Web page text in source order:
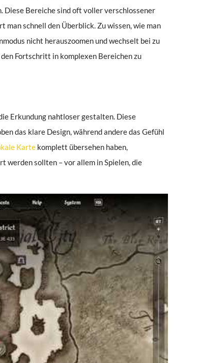
Diese Bereiche sind oft voller verschlossener
schnell den Überblick. Zu wissen, wie man
nicht herauszoomen und wechselt bei zu
Fortschritt in komplexen Bereichen zu
Erkundung nahtloser gestalten. Diese
das klare Design, während andere das Gefühl
Karte komplett übersehen haben,
sollten – vor allem in Spielen, die